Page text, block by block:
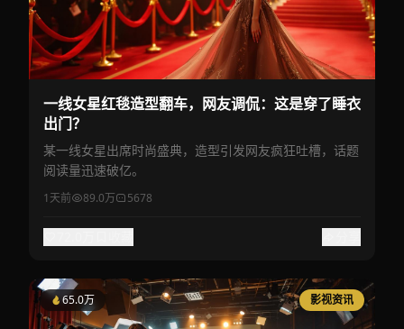
一线女星红毯造型翻车，网友调侃：这是穿了睡衣
出门？
某一线女星出席时尚盛典，造型引发网友疯狂吐槽，话题
阅读量迅速破亿。
1天前 89.0万 5678
65.0万 影视资讯